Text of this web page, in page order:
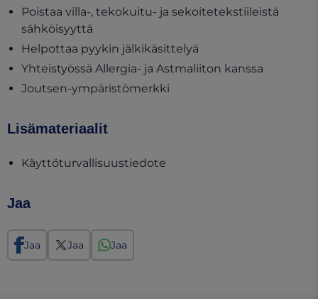
Poistaa villa-, tekokuitu- ja sekoitetekstiileistä
sähköisyyttä
Helpottaa pyykin jälkikäsittelyä
Yhteistyössä Allergia- ja Astmaliiton kanssa
Joutsen-ympäristömerkki
Lisämateriaalit
Käyttöturvallisuustiedote
Jaa
Jaa Jaa Jaa